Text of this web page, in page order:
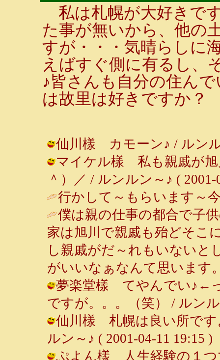
私は札幌が大好きで
た事が無いから、他の
すが・・・気晴らしに
えばすぐ側に有るし、
♪皆さんも自分の住ん
は故里は好きですか？
仙川樣 カモーン♪ / ルンル
マイケル樣 私も親戚が旭
＾）／ / ルンルン～♪ ( 2001-
行かして～もらいます～
僕は親の仕事の都合で子
家は旭川で親戚も殆どそこ
し親戚がだ～れもいないと
がいいなぁなんて思います
夢楽堂樣 てやんでい♪←
ですが。。。（笑） / ルン
仙川樣 札幌は良い所です
ルン～♪ ( 2001-04-11 19:15 )
ぷよん樣 人生経験の１つ